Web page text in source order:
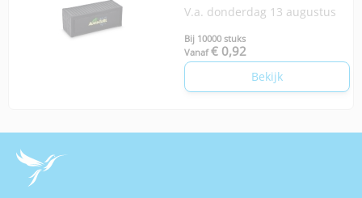
V.a. donderdag 13 augustus
Bij 10000 stuks
Vanaf € 0,92
Bekijk